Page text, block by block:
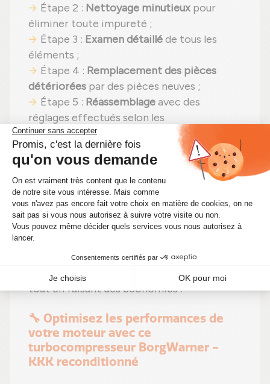
Étape 2 : Nettoyage minutieux pour
éliminer toute impureté ;
Étape 3 : Examen détailléde tous les
éléments ;
Étape 4 : Remplacement des pièces
détériorées par des pièces neuves ;
Étape 5 : Réassemblageavec des
réglages effectués selon les
recommandations du fabricant ;
Étape 6 :Contrôle qualité
sur banc
d'essai Schenck avant envoi.
En choisissant unturbocompresseur
reconditionné, vous faites un pari gagnant :
efficacité préservée ,moins de dépenses
(avec un prix aujourd'hui à 399,00 €)
impact environnemental positif. Alors
pourquoi hésiter ? Optimisez votre moteur
tout en faisant des économies !
🔧 Optimisez les performances de
votre moteur avec ce
turbocompresseur BorgWarner -
KKK reconditionné